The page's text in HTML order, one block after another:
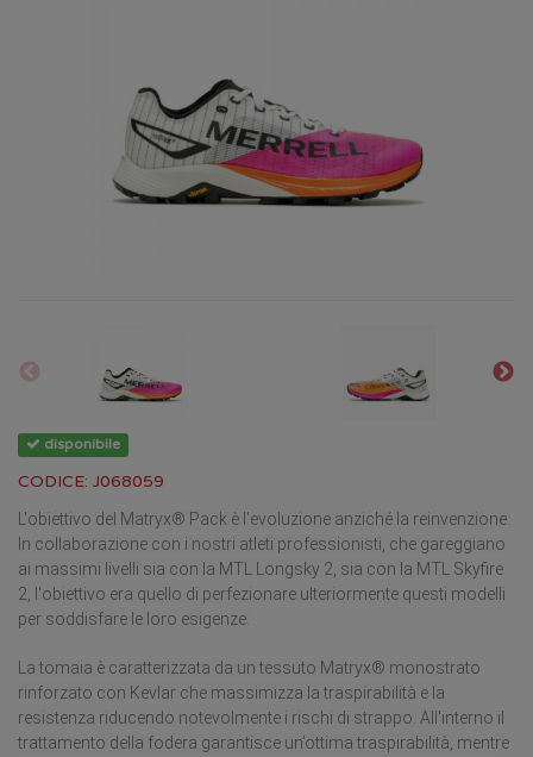
disponibile
CODICE: J068059
L'obiettivo del Matryx® Pack è l'evoluzione anziché la reinvenzione.
In collaborazione con i nostri atleti professionisti, che gareggiano
ai massimi livelli sia con la MTL Longsky 2, sia con la MTL Skyfire
2, l'obiettivo era quello di perfezionare ulteriormente questi modelli
per soddisfare le loro esigenze.
La tomaia è caratterizzata da un tessuto Matryx® monostrato
rinforzato con Kevlar che massimizza la traspirabilità e la
resistenza riducendo notevolmente i rischi di strappo. All'interno il
trattamento della fodera garantisce un’ottima traspirabilità, mentre